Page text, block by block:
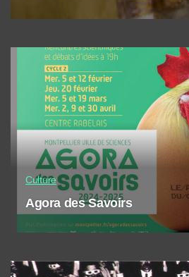
Culture
Agora des Savoirs